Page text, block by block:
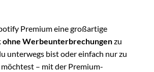
Premium eine großartige
ohne Werbeunterbrechungenzu
unterwegs bist oder einfach nur zu
– mit der Premium-